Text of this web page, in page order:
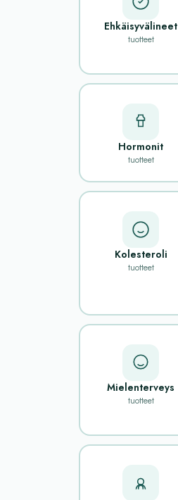
Ehkäisyvälineet
tuotteet
Hormonit
tuotteet
Kolesteroli
tuotteet
Mielenterveys
tuotteet